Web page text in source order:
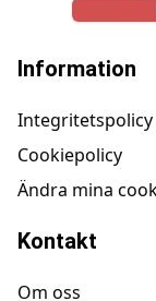
Information
Integritetspolicy
Cookiepolicy
Ändra mina
Kontakt
Om oss